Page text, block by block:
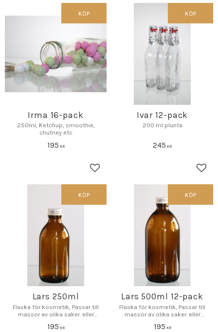
Irma 16-pack
250ml, Ketchup, smoothie,
chutney etc
195 KR
Lägg till i favoriter
KÖP
Ivar 12-pack
200 ml plunta
245 KR
KÖP
Lars 250ml
Flaska för kosmetik, Passar till
massor av olika saker. eller
195 KR
KÖP
Lars 500ml 12-pack
Flaska för kosmetik, Passar till
massor av olika saker. eller
195 KR
KÖP